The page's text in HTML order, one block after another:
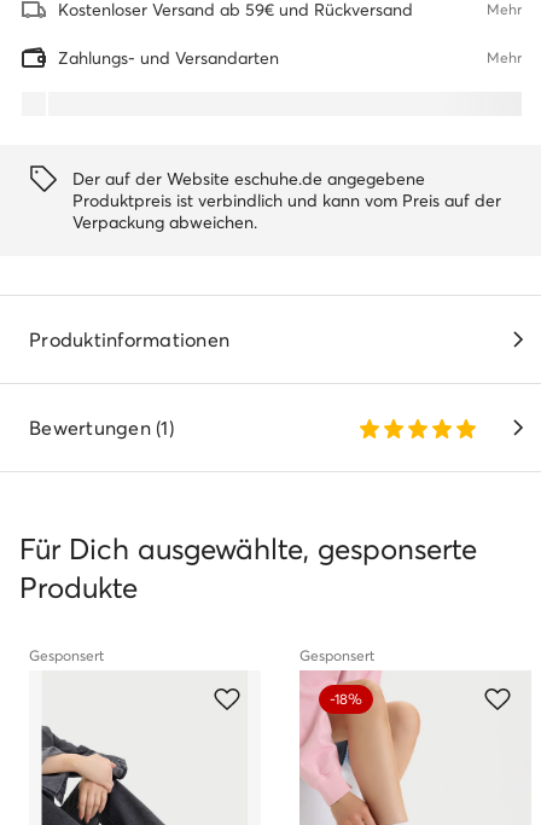
Kostenloser Versand ab 59€ und Rückversand Mehr
Zahlungs- und Versandarten Mehr
Der auf der Website eschuhe.de angegebene
Produktpreis ist verbindlich und kann vom Preis auf der
Verpackung abweichen.
Produktinformationen
Bewertungen (1)
Für Dich ausgewählte, gesponserte
Produkte
Gesponsert Gesponsert
-18%